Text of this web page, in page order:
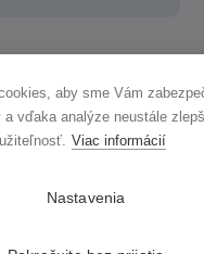
aby sme Vám
a vďaka analýze neustále
Viac informácií
Nastavenia
Maxík